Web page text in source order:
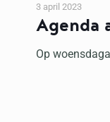
Agenda
3 april 2023
Op